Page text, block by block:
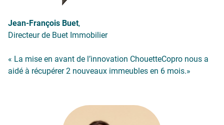
Jean-François Buet,
Directeur de Buet Immobilier
« La mise en avant de l’innovation ChouetteCopro nous a
aidé à récupérer 2 nouveaux immeubles en 6 mois.»